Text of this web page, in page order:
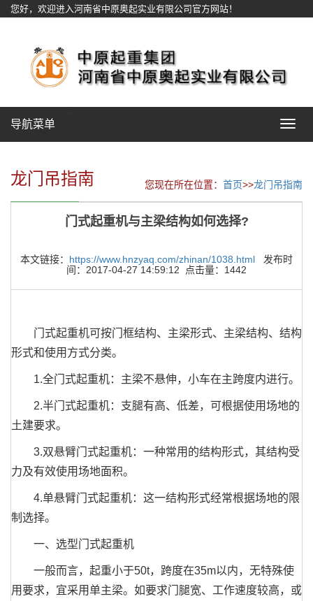
您好，欢迎进入河南省中原奥起实业有限公司官方网站！
Toggle
导航菜单
龙门吊指南 您现在所在位置： 首页>>龙门吊指南
门式起重机与主梁结构如何选择?
本文链接： https://www.hnzyaq.com/zhinan/1038.html 发布时
间：2017-04-27 14:59:12 点击量：1442
门式起重机可按门框结构、主梁形式、主梁结构、结构
形式和使用方式分类。
1.全门式起重机：主梁不悬伸，小车在主跨度内进行。
2.半门式起重机：支腿有高、低差，可根据使用场地的
土建要求。
3.双悬臂门式起重机：一种常用的结构形式，其结构受
力及有效使用场地面积。
4.单悬臂门式起重机：这一结构形式经常根据场地的限
制选择。
一、选型门式起重机
一般而言，起重小于50t，跨度在35m以内，无特殊使
用要求，宜采用单主梁。如要求门腿宽、工作速度较高，或